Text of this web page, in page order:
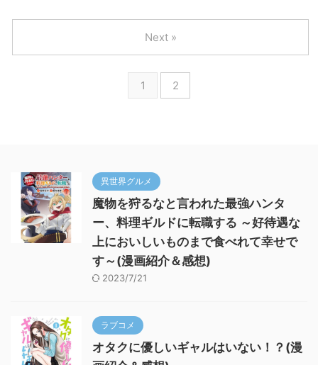
1 2
Next »
異世界グルメ
魔物を狩るなと言われた最強ハンタ
ー、料理ギルドに転職する ～好待遇な
上においしいものまで食べれて幸せで
す～(漫画紹介＆感想)
2023/7/21
ラブコメ
オタクに優しいギャルはいない！？(漫